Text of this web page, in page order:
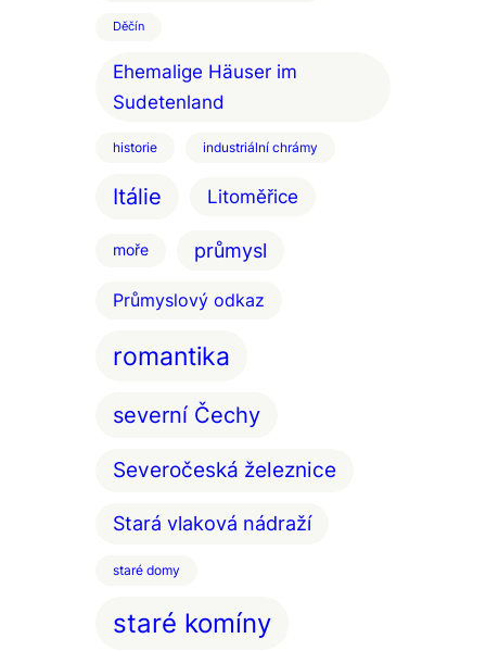
Děčín
Ehemalige Häuser im
Sudetenland
historie industriální chrámy
Itálie Litoměřice
moře průmysl
Průmyslový odkaz
romantika
severní Čechy
Severočeská železnice
Stará vlaková nádraží
staré domy
staré komíny